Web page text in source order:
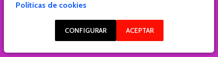
Políticas de cookies
CONFIGURAR ACEPTAR